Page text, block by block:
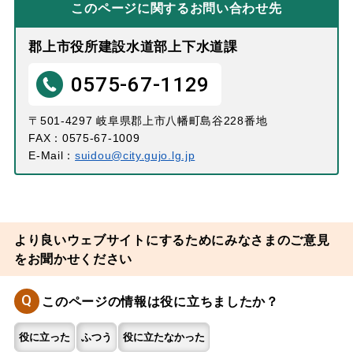
このページに関するお問い合わせ先
郡上市役所建設水道部上下水道課
0575-67-1129
〒501-4297 岐阜県郡上市八幡町島谷228番地
FAX：0575-67-1009
E-Mail：suidou@city.gujo.lg.jp
より良いウェブサイトにするためにみなさまのご意見
をお聞かせください
Q このページの情報は役に立ちましたか？
役に立った ふつう 役に立たなかった